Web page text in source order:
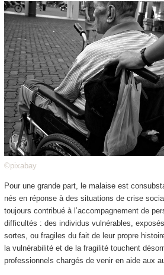
©pixabay
Pour une grande part, le malaise est
nés en réponse à des situations de crise
toujours contribué à l’accompagnement de
difficultés : des individus vulnérables,
sortes, ou fragiles du fait de leur propre
la vulnérabilité et de la fragilité touchent
professionnels chargés de venir en aide aux